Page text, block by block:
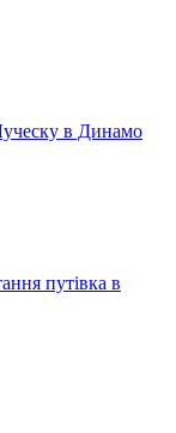
в Динамо
путівка в